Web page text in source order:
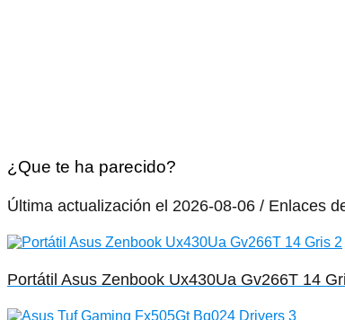
¿Que te ha parecido?
Última actualización el 2026-08-06 / Enlaces
Portátil Asus Zenbook Ux430Ua Gv266T 14